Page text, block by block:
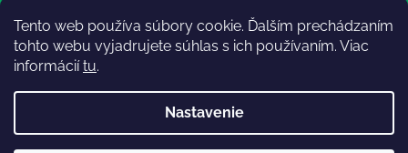
Tento web používa súbory cookie. Ďalším prechádzaním
tohto webu vyjadrujete súhlas s ich používaním. Viac
informáciítu.
Nastavenie
Sledovať na Instagrame